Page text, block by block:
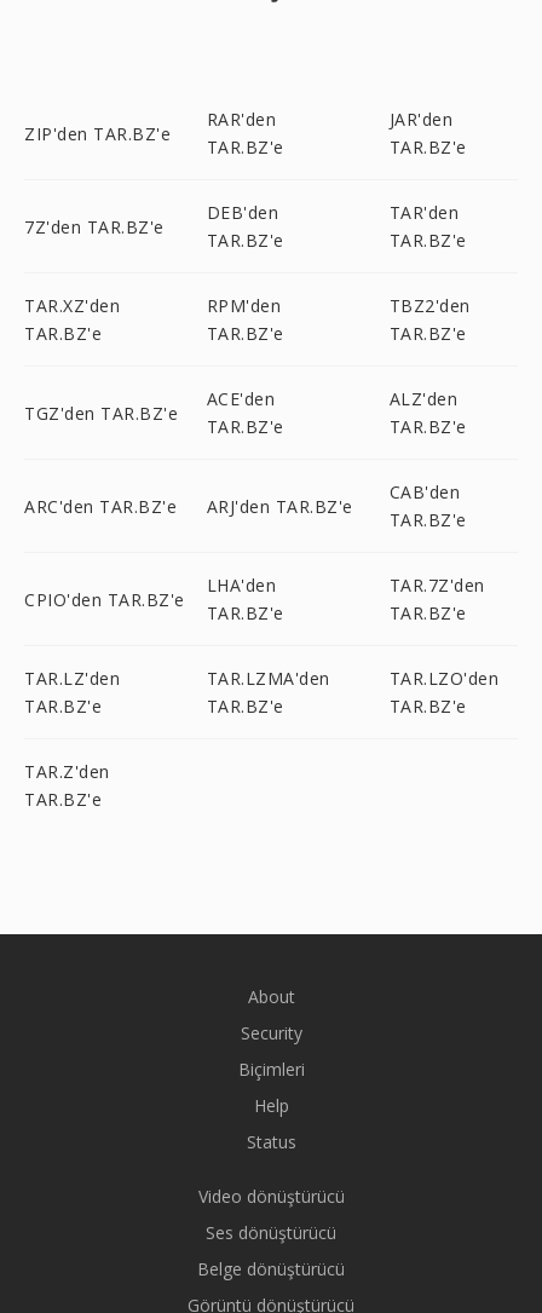
ZIP'den TAR.BZ'e
RAR'den
TAR.BZ'e
JAR'den
TAR.BZ'e
7Z'den TAR.BZ'e
DEB'den
TAR.BZ'e
TAR'den
TAR.BZ'e
TAR.XZ'den
TAR.BZ'e
RPM'den
TAR.BZ'e
TBZ2'den
TAR.BZ'e
TGZ'den TAR.BZ'e
ACE'den
TAR.BZ'e
ALZ'den
TAR.BZ'e
ARC'den TAR.BZ'e ARJ'den TAR.BZ'e
CAB'den
TAR.BZ'e
CPIO'den TAR.BZ'e
LHA'den
TAR.BZ'e
TAR.7Z'den
TAR.BZ'e
TAR.LZ'den
TAR.BZ'e
TAR.LZMA'den
TAR.BZ'e
TAR.LZO'den
TAR.BZ'e
TAR.Z'den
TAR.BZ'e
About
Security
Biçimleri
Help
Status
Video dönüştürücü
Ses dönüştürücü
Belge dönüştürücü
Görüntü dönüştürücü